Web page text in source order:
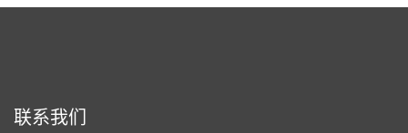
联系我们